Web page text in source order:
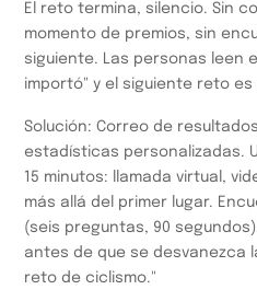
El reto termina, silencio. Sin
momento de premios, sin
siguiente. Las personas leen
importó" y el siguiente reto
Solución: Correo de
estadísticas personalizadas.
15 minutos: llamada virtual,
más allá del primer lugar.
(seis preguntas, 90
antes de que se desvanezca
reto de ciclismo."